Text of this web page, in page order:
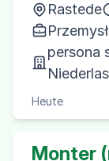
Rastede
persona
Heute
Monter